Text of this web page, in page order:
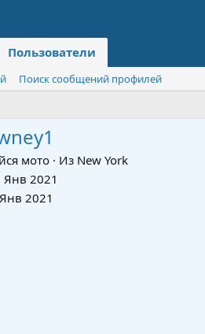
Пользователи
Поиск сообщений профилей
мото · Из New York
Янв 2021
2021